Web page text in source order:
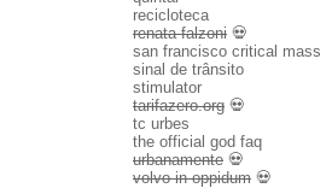
recicloteca
renata falzoni 💀
san francisco critical mass
sinal de trânsito
stimulator
tarifazero.org 💀
tc urbes
the official god faq
urbanamente 💀
volvo in oppidum 💀